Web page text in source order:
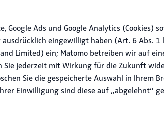
Ads und Google Analytics (Cookies)
eingewilligt haben (Art. 6 Abs. 1
Limited) ein; Matomo betreiben wir auf
Sie jederzeit mit Wirkung für die Zukunft
Sie die gespeicherte Auswahl in Ihrem
Einwilligung sind diese auf „abgelehnt“